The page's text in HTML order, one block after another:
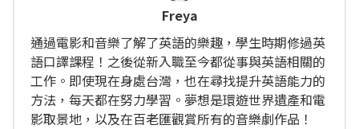
Freya
通過電影和音樂了解了英語的樂趣，學生時期修過英
語口譯課程！之後從新入職至今都從事與英語相關的
工作。即使現在身處台灣，也在尋找提升英語能力的
方法，每天都在努力學習。夢想是環遊世界遺產和電
影取景地，以及在百老匯觀賞所有的音樂劇作品！